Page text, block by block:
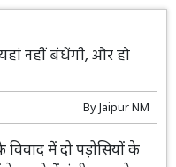
नहीं बंधेंगी, और हो
ByJaipur NM